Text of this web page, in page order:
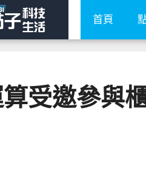
首頁
受邀參與